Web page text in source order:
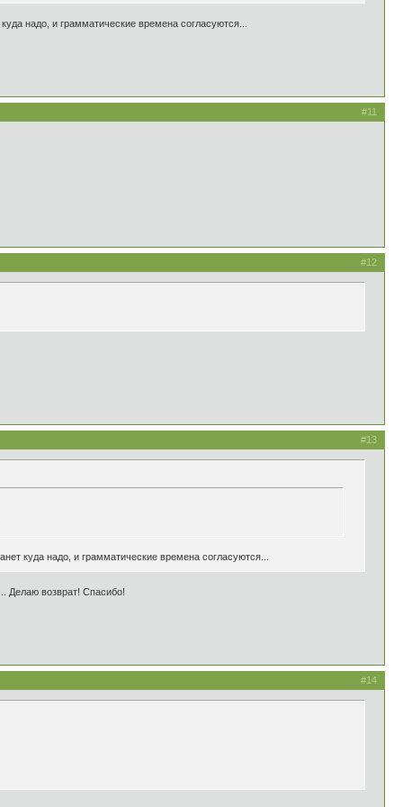
надо, и грамматические времена согласуются...
#11
#12
#13
куда надо, и грамматические времена согласуются...
Делаю возврат! Спасибо!
#14